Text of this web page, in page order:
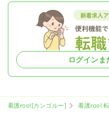
ログイン
看護roo![カンゴルー] 看護roo!